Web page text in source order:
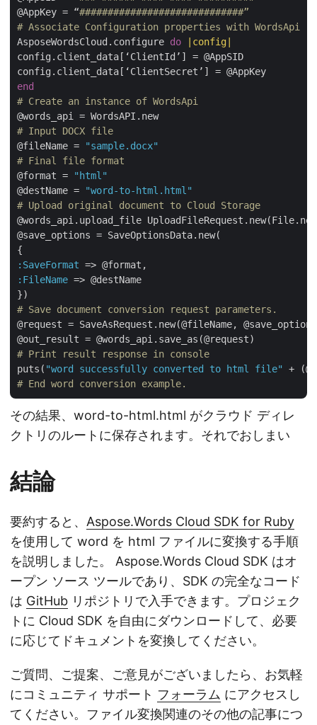
@AppKey = “#############################”
# Associate Configuration properties with WordsApi
AsposeWordsCloud.configure do
|config|
config.client_data[‘ClientId’] = @AppSID
end
# Create an instance of WordsApi
# Input DOCX file
@fileName =
"sample.docx"
# Final file format
@format =
"html"
@destName =
"word-to-html.html"
# Upload original document to Cloud Storage
@words_api.upload_file
@save_options = SaveOptionsData.new(
:SaveFormat
:FileName => @destName
# Save document conversion request parameters.
@request = SaveAsRequest.new(@fileName,
# Print result response in console
puts( "word successfully converted to html file"
# End word conversion example.
その結果、word-to-html.html がクラウド ディレ
クトリのルートに保存されます。それでおしまい
結論
要約すると、 Aspose.Words Cloud SDK for Ruby
を使用して word を html ファイルに変換する手順
を説明しました。 Aspose.Words Cloud SDK はオ
ープン ソース ツールであり、SDK の完全なコード
は GitHub リポジトリで入手できます。プロジェク
トに Cloud SDK を自由にダウンロードして、必要
に応じてドキュメントを変換してください。
ご質問、ご提案、ご意見がございましたら、お気軽
にコミュニティ サポート フォーラム にアクセスし
てください。ファイル変換関連のその他の記事につ